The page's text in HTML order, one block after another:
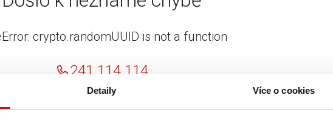
Detaily Více o cookies
crypto.randomUUID is not a function
241 114 114